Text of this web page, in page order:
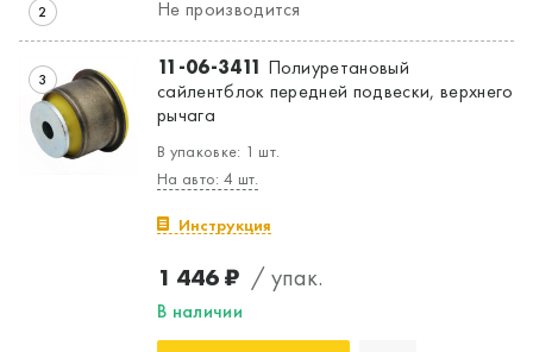
Да, верно Нет, выбрать другой
2 Не производится
3 11-06-3411 Полиуретановый
сайлентблок передней подвески, верхнего
рычага
В упаковке: 1 шт.
На авто: 4 шт.
Инструкция
1 446 ₽ / упак.
В наличии